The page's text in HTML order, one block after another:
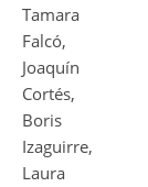
Tamara
Falcó,
Joaquín
Cortés,
Boris
Izaguirre,
Laura